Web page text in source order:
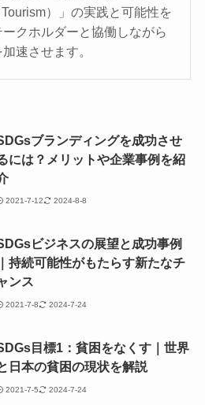
）」の実践と可能性を
クホルダーと協働しながら
速させます。
2021-7-12 2024-8-8
ブランディングを成功させ
には？メリットや企業事例を紹
2021-7-8 2024-7-24
ビジネスの展望と成功事例
｜持続可能性がもたらす新たなチ
ンス
2021-7-5 2024-7-24
目標1：貧困をなくす｜世界
日本の貧困の現状を解説